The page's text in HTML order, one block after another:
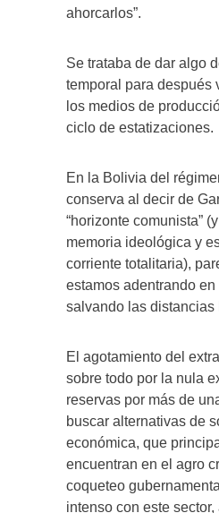
ahorcarlos”.
Se trataba de dar algo
temporal para después
los medios de
ciclo de estatizaciones.
En la Bolivia del
conserva al decir de
“horizonte comunista”
memoria ideológica y
corriente totalitaria),
estamos adentrando
salvando las distancias
El agotamiento del
sobre todo por la nula
reservas por más de
buscar alternativas de
económica, que
encuentran en el agro
coqueteo
intenso con este